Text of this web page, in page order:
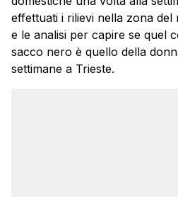
effettuati i rilievi nella zona
e le analisi per capire se quel
sacco nero è quello della
settimane a Trieste.